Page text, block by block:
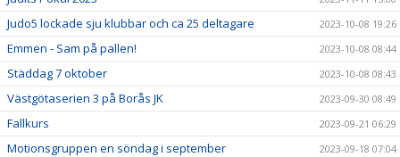
Judo5 lockade sju klubbar och ca 25 deltagare 2023-10-08 19:26
Emmen - Sam på pallen! 2023-10-08 08:44
Städdag 7 oktober 2023-10-08 08:43
Västgötaserien 3 på Borås JK 2023-09-30 08:49
Fallkurs 2023-09-21 06:29
Motionsgruppen en söndag i september 2023-09-18 07:04